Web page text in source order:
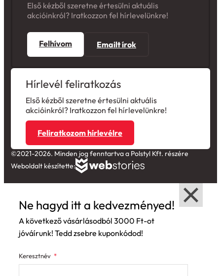
Első kézből szeretne értesülni aktuális
akcióinkról? Iratkozzon fel hírlevelünkre!
Felhívom Emailt írok
Hírlevél feliratkozás
Első kézből szeretne értesülni aktuális
akcióinkról? Iratkozzon fel hírlevelünkre!
Feliratkozom hírlevélre
©2021-2026. Minden jog fenntartva a Polstyl Kft. részére
Weboldalt készítette:
Ne hagyd itt a kedvezményed!
A következő vásárlásodból 3000 Ft-ot
jóváírunk! Tedd zsebre kuponkódod!
Keresztnév